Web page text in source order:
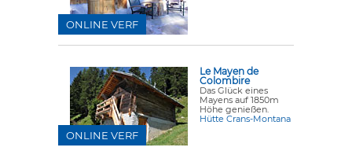
ONLINE VERF
Le Mayen de
Colombire
Das Glück eines
Mayens auf 1850m
Höhe genießen.
Hütte Crans-Montana
ONLINE VERF